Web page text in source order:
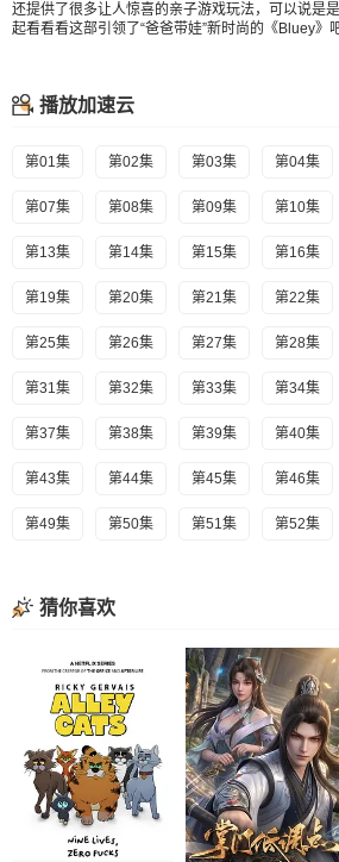
还提供了很多让人惊喜的亲子游戏玩法，可以说是
起看看看这部引领了“爸爸带娃”新时尚的《Bluey》吧
播放加速云
第01集 第02集 第03集 第04集
第07集 第08集 第09集 第10集
第13集 第14集 第15集 第16集
第19集 第20集 第21集 第22集
第25集 第26集 第27集 第28集
第31集 第32集 第33集 第34集
第37集 第38集 第39集 第40集
第43集 第44集 第45集 第46集
第49集 第50集 第51集 第52集
猜你喜欢